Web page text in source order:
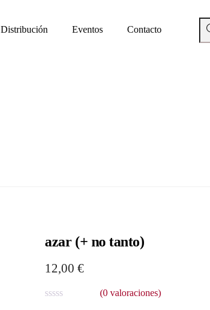
Distribución Eventos Contacto
azar (+ no tanto)
12,00€
(0valoraciones)